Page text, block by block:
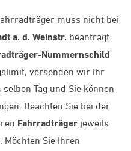
muss nicht bei
a. d. Weinstr. beantragt
Nummernschild
versenden wir Ihr
Tag und Sie können
Beachten Sie bei der
Fahrradträger jeweils
Sie Ihren